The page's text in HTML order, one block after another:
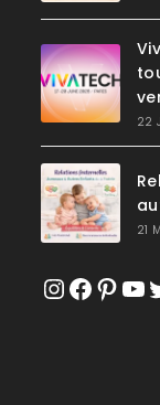
22
21
Instagram
Facebook